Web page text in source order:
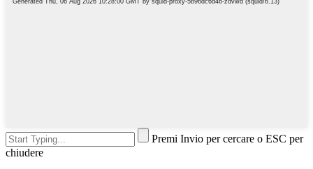
Premi Invio per cercare o ESC per
chiudere